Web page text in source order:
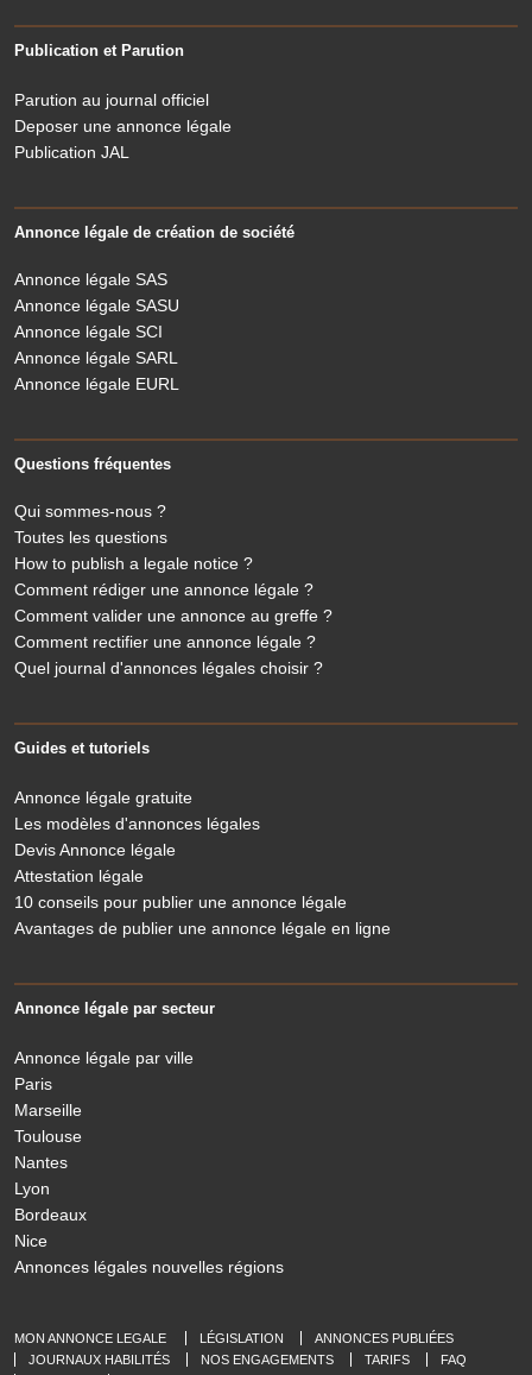
Publication et Parution
Parution au journal officiel
Deposer une annonce légale
Publication JAL
Annonce légale de création de société
Annonce légale SAS
Annonce légale SASU
Annonce légale SCI
Annonce légale SARL
Annonce légale EURL
Questions fréquentes
Qui sommes-nous ?
Toutes les questions
How to publish a legale notice ?
Comment rédiger une annonce légale ?
Comment valider une annonce au greffe ?
Comment rectifier une annonce légale ?
Quel journal d'annonces légales choisir ?
Guides et tutoriels
Annonce légale gratuite
Les modèles d'annonces légales
Devis Annonce légale
Attestation légale
10 conseils pour publier une annonce légale
Avantages de publier une annonce légale en ligne
Annonce légale par secteur
Annonce légale par ville
Paris
Marseille
Toulouse
Nantes
Lyon
Bordeaux
Nice
Annonces légales nouvelles régions
MON ANNONCE LEGALE LÉGISLATION
ANNONCES PUBLIÉES
JOURNAUX HABILITÉS
NOS ENGAGEMENTS TARIFS
FAQ